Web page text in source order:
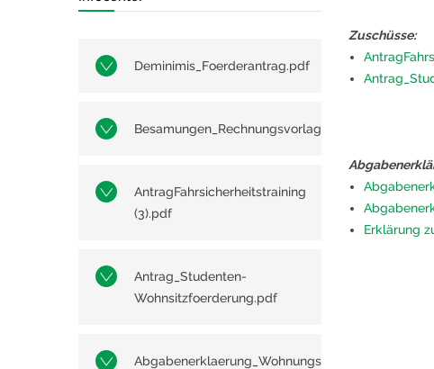
Deminimis_Foerderantrag.pdf
Besamungen_Rechnungsvorlage.pdf
AntragFahrsicherheitstraining
(3).pdf
Antrag_Studenten-
Wohnsitzfoerderung.pdf
Abgabenerklaerung_Wohnungsleerstand.pdf
Zuschüsse:
Erklärung